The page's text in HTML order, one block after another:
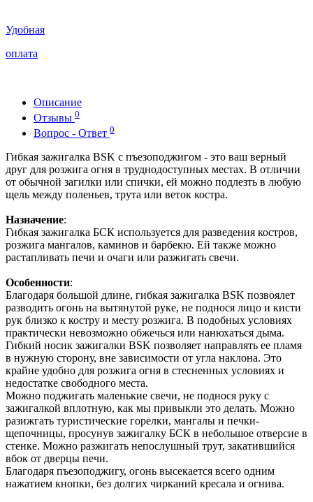
Удобная
оплата
Описание
Отзывы 0
Вопрос - Ответ 0
Гибкая зажигалка BSK с пъезоподжигом - это ваш верный
друг для розжига огня в труднодоступных местах. В отличии
от обычной загилки или спички, ей можно подлезть в любую
щель между поленьев, трута или веток костра.
Назначение:
Гибкая зажигалка БСК используется для разведения костров,
розжига мангалов, каминов и барбекю. Ей также можно
растапливать печи и очаги или разжигать свечи.
Особенности:
Благодаря большой длине, гибкая зажигалка BSK позвоялет
разводить огонь на вытянутой руке, не поднося лицо и кисти
рук близко к костру и месту розжига. В подобных условиях
практически невозможно обжечься или нанюхаться дыма.
Гибкий носик зажигалки BSK позволяет направлять ее пламя
в нужную сторону, вне зависимости от угла наклона. Это
крайне удобно для розжига огня в стесненных условиях и
недостатке свободного места.
Можно поджигать маленькие свечи, не поднося руку с
зажигалкой вплотную, как мы привыкли это делать. Можно
разижгать туристические горелки, мангалы и печки-
щепочницы, просунув зажигалку БСК в небольшое отверсие в
стенке. Можно разжигать непослушный трут, закатившийся
вбок от дверцы печи.
Благодаря пъезоподжигу, огонь высекается всего одним
нажатием кнопки, без долгих чирканий кресала и огнива.